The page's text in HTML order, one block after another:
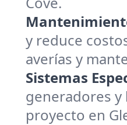
y reduce
averías y
Sistemas
generadores y
proyecto en